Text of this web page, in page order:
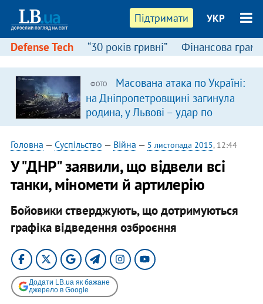
Підтримати УКР
Defense Tech “30 років гривні” Фінансова
ФОТО
Масована атака по Україні:
на Дніпропетровщині загинула
родина, у Львові – удар по
багатоповерхівках
(доповнюється)
Головна — Суспільство — Війна — 5 листопада 2015, 12:44
У "ДНР" заявили, що відвели всі
танки, міномети й артилерію
Бойовики стверджують, що дотримуються
графіка відведення озброєння
Додати LB.ua як бажане
джерело в Google